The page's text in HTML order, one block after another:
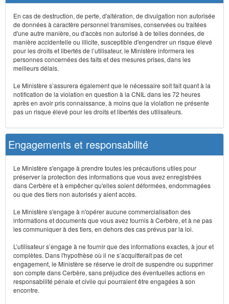
En cas de destruction, de perte, d'altération, de divulgation non autorisée
de données à caractère personnel transmises, conservées ou traitées
d'une autre manière, ou d'accès non autorisé à de telles données, de
manière accidentelle ou illicite, susceptible d'engendrer un risque élevé
pour les droits et libertés de l’utilisateur, le Ministère informera les
personnes concernées des faits et des mesures prises, dans les
meilleurs délais.
Le Ministère s’assurera également que le nécessaire soit fait quant à la
notification de la violation en question à la CNIL dans les 72 heures
après en avoir pris connaissance, à moins que la violation ne présente
pas un risque élevé pour les droits et libertés des utilisateurs.
Engagements et responsabilité
Le Ministère s'engage à prendre toutes les précautions utiles pour
préserver la protection des informations que vous avez enregistrées
dans Cerbère et à empêcher qu'elles soient déformées, endommagées
ou que des tiers non autorisés y aient accès.
Le Ministère s'engage à n'opérer aucune commercialisation des
informations et documents que vous avez fournis à Cerbère, et à ne pas
les communiquer à des tiers, en dehors des cas prévus par la loi.
L’utilisateur s’engage à ne fournir que des informations exactes, à jour et
complètes. Dans l'hypothèse où il ne s’acquitterait pas de cet
engagement, le Ministère se réserve le droit de suspendre ou supprimer
son compte dans Cerbère, sans préjudice des éventuelles actions en
responsabilité pénale et civile qui pourraient être engagées à son
encontre.